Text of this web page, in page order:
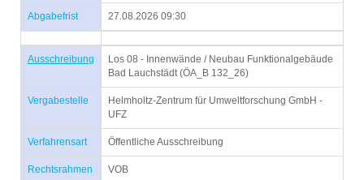
Abgabefrist 27.08.2026 09:30
Ausschreibung
Los 08 - Innenwände / Neubau Funktionalgebäude
Bad Lauchstädt (ÖA_B 132_26)
Vergabestelle
Helmholtz-Zentrum für Umweltforschung GmbH -
UFZ
Verfahrensart Öffentliche Ausschreibung
Rechtsrahmen VOB